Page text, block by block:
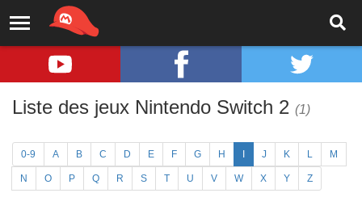
Liste des jeux Nintendo Switch 2 (1)
0-9 A B C D E F G H J K L M
N O P Q R S T U V W X Y Z